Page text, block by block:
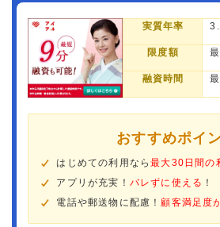
実質年率
限度額
融資時間
おすすめポイ
はじめての利用なら最大30日間の
アプリが充実！ バレずに使える ！
電話や郵送物に配慮！顧客満足度